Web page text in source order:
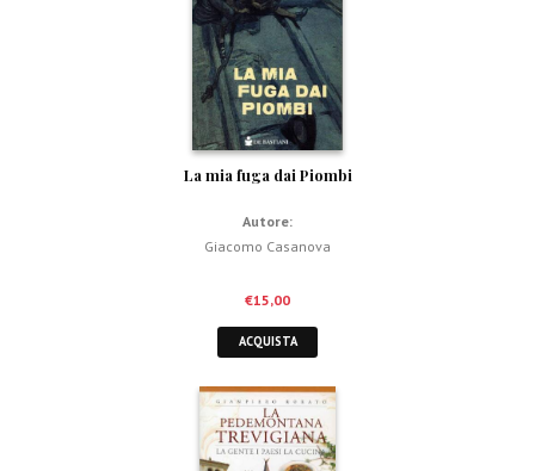
La mia fuga dai Piombi
Autore:
Giacomo Casanova
€15,00
ACQUISTA